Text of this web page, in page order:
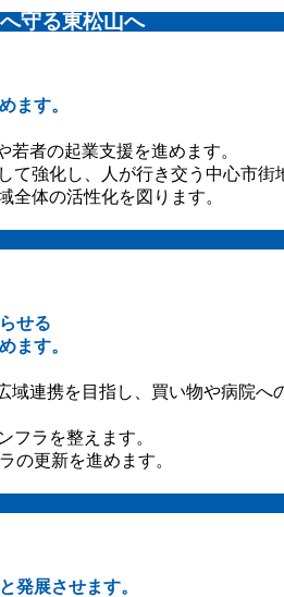
守る東松山へ
ます。
者の起業支援を進めます。
強化し、人が行き交う中心市街
全体の活性化を図ります。
せる
ます。
連携を目指し、買い物や病院へ
フラを整えます。
の更新を進めます。
発展させます。